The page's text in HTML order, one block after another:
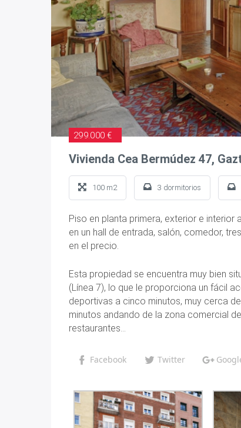
299.000 €
Vivienda Cea Bermúdez 47,
100 m2 3 dormitorios
Piso en planta primera, exterior e interior
en un hall de entrada, salón, comedor,
en el precio.
Esta propiedad se encuentra muy bien
(Línea 7), lo que le proporciona un fácil
deportivas a cinco minutos, muy cerca
minutos andando de la zona comercial
restaurantes…
Facebook Twitter